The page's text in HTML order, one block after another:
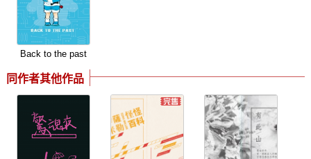
Back to the past
同作者其他作品